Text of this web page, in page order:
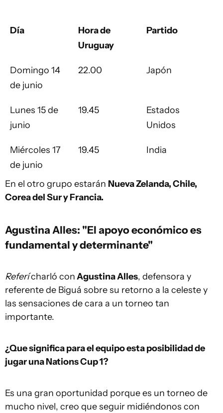
Día
Hora de
Uruguay
Partido
Domingo 14
de junio
22.00 Japón
Lunes 15 de
junio
19.45
Estados
Unidos
Miércoles 17
de junio
19.45 India
En el otro grupo estarán Nueva Zelanda, Chile,
Corea del Sur y Francia.
Agustina Alles: "El apoyo económico es
fundamental y determinante"
Referícharló conAgustina Alles, defensora y
referente de Biguá sobre su retorno a la celeste y
las sensaciones de cara a un torneo tan
importante.
¿Que significa para el equipo esta posibilidad de
jugar una Nations Cup 1?
Es una gran oportunidad porque es un torneo de
mucho nivel, creo que seguir midiéndonos con